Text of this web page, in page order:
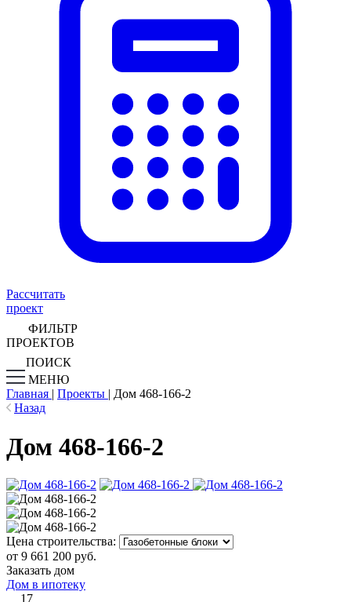
Рассчитать
проект
ФИЛЬТР
ПРОЕКТОВ
ПОИСК
МЕНЮ
Главная | Проекты | Дом 468-166-2
Назад
Дом 468-166-2
Цена строительства:
от 9 661 200 руб.
Заказать дом
Дом в ипотеку
17